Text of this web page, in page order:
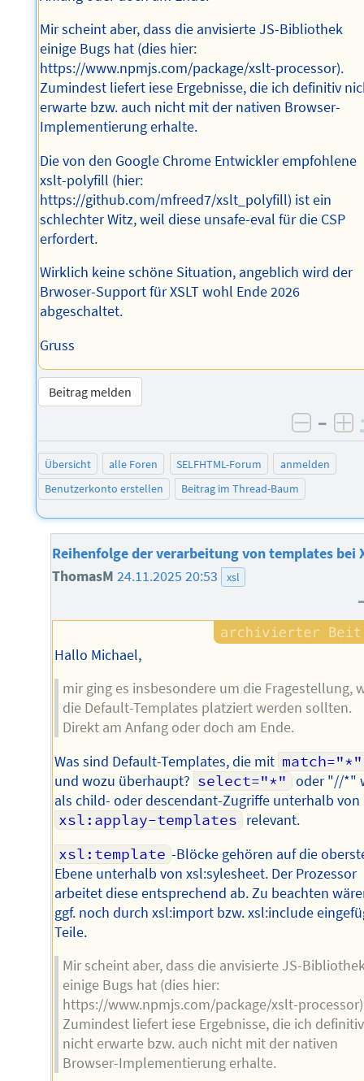
Mir scheint aber, dass die anvisierte JS-Bibliothek
einige Bugs hat (dies hier:
https://www.npmjs.com/package/xslt-processor).
Zumindest liefert iese Ergebnisse, die ich definitiv
erwarte bzw. auch nicht mit der nativen Browser-
Implementierung erhalte.
Die von den Google Chrome Entwickler empfohlene
xslt-polyfill (hier:
https://github.com/mfreed7/xslt_polyfill) ist ein
schlechter Witz, weil diese unsafe-eval für die CSP
erfordert.
Wirklich keine schöne Situation, angeblich wird der
Brwoser-Support für XSLT wohl Ende 2026
abgeschaltet.
Gruss
Beitrag melden
–
Übersicht alle Foren SELFHTML-Forum
anmelden
Benutzerkonto erstellen
Beitrag im Thread-Baum
Reihenfolge der verarbeitung von templates bei
ThomasM24.11.2025 20:53 xsl
Hallo Michael,
mir ging es insbesondere um die Fragestellung,
die Default-Templates platziert werden sollten.
Direkt am Anfang oder doch am Ende.
Was sind Default-Templates, die mit match="*"
und wozu überhaupt? select="*" oder "//*"
als child- oder descendant-Zugriffe unterhalb von
xsl:applay-templates relevant.
xsl:template -Blöcke gehören auf die
Ebene unterhalb von xsl:sylesheet. Der Prozessor
arbeitet diese entsprechend ab. Zu beachten
ggf. noch durch xsl:import bzw. xsl:include
Teile.
Mir scheint aber, dass die anvisierte JS-
einige Bugs hat (dies hier:
https://www.npmjs.com/package/xslt-
Zumindest liefert iese Ergebnisse, die ich definitiv
nicht erwarte bzw. auch nicht mit der nativen
Browser-Implementierung erhalte.